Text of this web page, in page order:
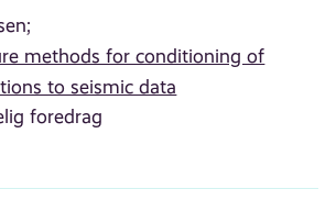
methods for conditioning of
to seismic data
foredrag